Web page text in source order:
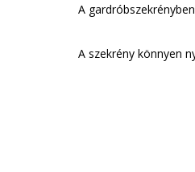
A
A szekrény könnyen